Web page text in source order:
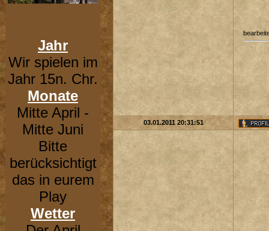
Jahr
Wir spielen im
Jahr 15n. Chr.
Monate
Mitte April -
Mitte Juni
Bitte
berücksichtigt
das in eurem
Play
Wetter
03.01.2011 20:31:51